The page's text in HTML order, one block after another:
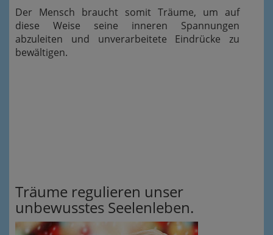
Der Mensch braucht somit Träume, um auf
diese Weise seine inneren Spannungen
abzuleiten und unverarbeitete Eindrücke zu
bewältigen.
Träume regulieren unser
unbewusstes Seelenleben.